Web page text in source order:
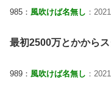
985： 風吹けば名無し ：
最初2500万とかから
989： 風吹けば名無し ：